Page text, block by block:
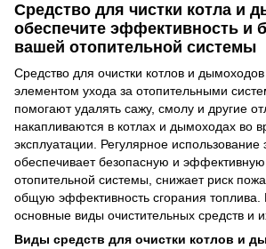
Средство для чистки котла и
обеспечите эффективность и
вашей отопительной системы
Средство для очистки котлов и
элементом ухода за отопительными
помогают удалять сажу, смолу и другие
накапливаются в котлах и дымоходах во
эксплуатации. Регулярное использование
обеспечивает безопасную и
отопительной системы, снижает риск
общую эффективность сгорания топлива.
основные виды очистительных средств и
Виды средств для очистки котлов и